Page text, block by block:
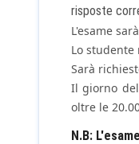
risposte
L'esame
Lo
Sarà
Il giorno
oltre le
N.B: